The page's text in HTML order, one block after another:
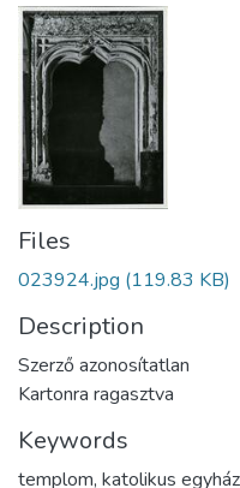
Files
023924.jpg (119.83 KB)
Description
Szerző azonosítatlan
Kartonra ragasztva
Keywords
templom, katolikus egyház